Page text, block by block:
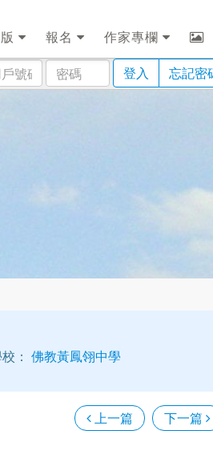
報名
作家專欄
密
碼
登入 忘記密
： 佛教黃鳳翎中學
上一篇 下一篇